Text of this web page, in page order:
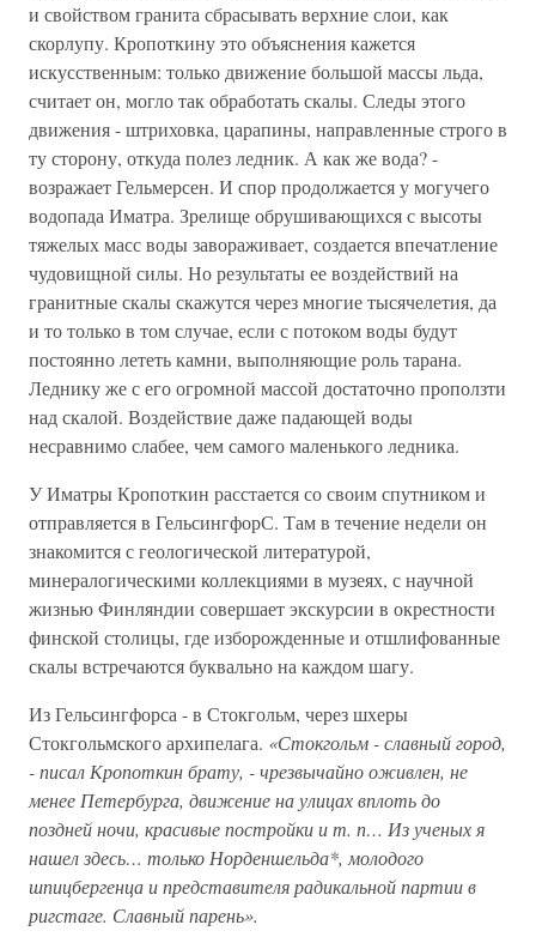
и свойством гранита сбрасывать верхние слои, как
скорлупу. Кропоткину это объяснения кажется
искусственным: только движение большой массы льда,
считает он, могло так обработать скалы. Следы этого
движения - штриховка, царапины, направленные строго в
ту сторону, откуда полез ледник. А как же вода? -
возражает Гельмерсен. И спор продолжается у могучего
водопада Иматра. Зрелище обрушивающихся с высоты
тяжелых масс воды завораживает, создается впечатление
чудовищной силы. Но результаты ее воздействий на
гранитные скалы скажутся через многие тысячелетия, да
и то только в том случае, если с потоком воды будут
постоянно лететь камни, выполняющие роль тарана.
Леднику же с его огромной массой достаточно проползти
над скалой. Воздействие даже падающей воды
несравнимо слабее, чем самого маленького ледника.
У Иматры Кропоткин расстается со своим спутником и
отправляется в ГельсингфорС. Там в течение недели он
знакомится с геологической литературой,
минералогическими коллекциями в музеях, с научной
жизнью Финляндии совершает экскурсии в окрестности
финской столицы, где изборожденные и отшлифованные
скалы встречаются буквально на каждом шагу.
Из Гельсингфорса - в Стокгольм, через шхеры
Стокгольмского архипелага. «Стокгольм - славный город,
- писал Кропоткин брату, - чрезвычайно оживлен, не
менее Петербурга, движение на улицах вплоть до
поздней ночи, красивые постройки и т. п… Из ученых я
нашел здесь… только Норденшельда*, молодого
шпицбергенца и представителя радикальной партии в
ригстаге. Славный парень».